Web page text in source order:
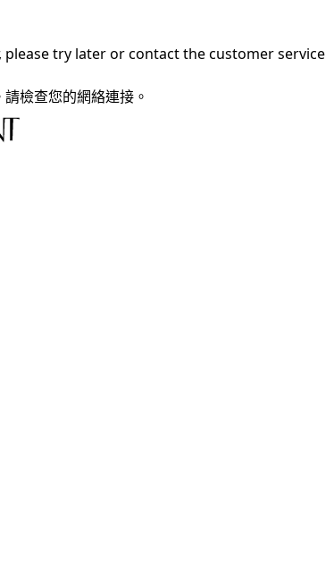
try later or contact the customer service
檢查您的網絡連接。